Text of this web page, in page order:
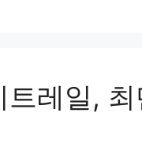
레일,